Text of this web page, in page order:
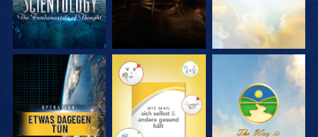
ANSEHEN ANSEHEN ANSEHEN